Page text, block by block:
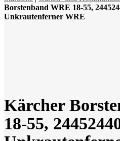
Borstenband WRE 18-55,
Unkrautenferner WRE
Kärcher
18-55,